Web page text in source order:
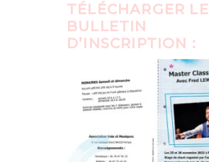
TÉLÉCHARGER LE
BULLETIN
D’INSCRIPTION :